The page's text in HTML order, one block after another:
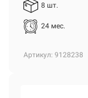
8 шт.
24 мес.
Артикул: 9128238